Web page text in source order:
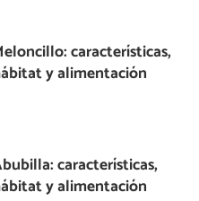
características,
y alimentación
características,
y alimentación